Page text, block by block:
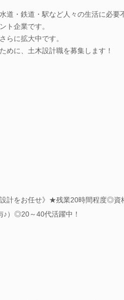
道・鉄道・駅など人々の生活に必要
ト企業です。
らに拡大中です。
めに、土木設計職を募集します！
計をお任せ》★残業20時間程度◎資
♪）◎20～40代活躍中！